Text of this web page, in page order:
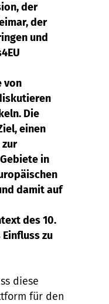
der
der
und
von
Die
einen
in
damit auf
des 10.
zu
diese
für den